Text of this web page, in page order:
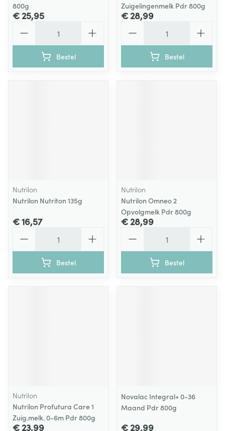
800g
€ 25,95
Bestel
Zuigelingenmelk Pdr 800g
€ 28,99
Bestel
Nutrilon
Nutrilon Nutriton 135g
€ 16,57
Bestel
Nutrilon
Nutrilon Omneo 2
Opvolgmelk Pdr 800g
€ 28,99
Bestel
Nutrilon
Nutrilon Profutura Care 1
Zuig.melk. 0-6m Pdr 800g
€ 23,99
Novalac Integral+ 0-36
Maand Pdr 800g
€ 29,99